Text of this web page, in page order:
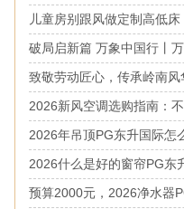
儿童房别跟风做定制高低
破局启新篇 万象中国行丨
致敬劳动匠心，传承岭南
2026新风空调选购指南：
2026年吊顶PG东升国际怎
2026什么是好的窗帘PG东
预算2000元，2026净水器